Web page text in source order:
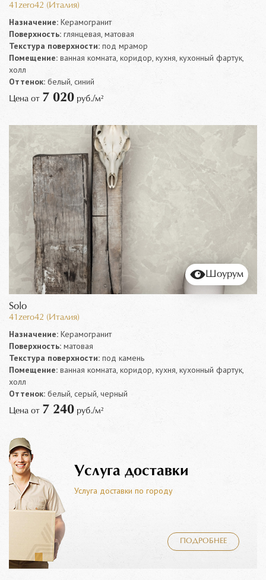
41zero42 (Италия)
Назначение: Керамогранит
Поверхность: глянцевая, матовая
Текстура поверхности: под мрамор
Помещение: ванная комната, коридор, кухня, кухонный фартук,
холл
Оттенок: белый, синий
Цена от 7 020 руб./м²
Шоурум
Solo
41zero42 (Италия)
Назначение: Керамогранит
Поверхность: матовая
Текстура поверхности: под камень
Помещение: ванная комната, коридор, кухня, кухонный фартук,
холл
Оттенок: белый, серый, черный
Цена от 7 240 руб./м²
Услуга доставки
Услуга доставки по городу
ПОДРОБНЕЕ